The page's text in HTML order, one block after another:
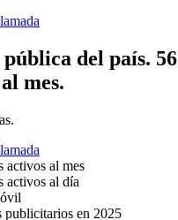
del país.
mes.
activos al mes
activos al día
publicitarios en 2025